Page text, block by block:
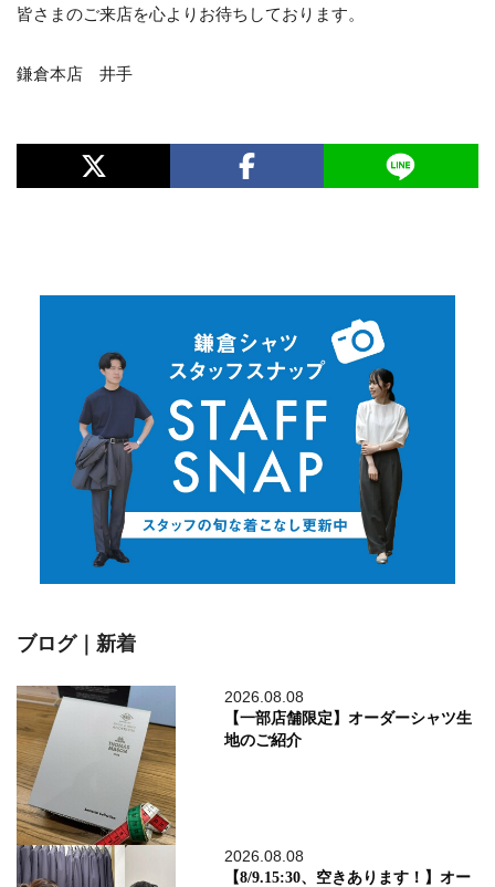
皆さまのご来店を心よりお待ちしております。
鎌倉本店 井手
ブログ｜新着
2026.08.08
【一部店舗限定】オーダーシャツ生
地のご紹介
2026.08.08
【8/9.15:30、空きあります！】オー